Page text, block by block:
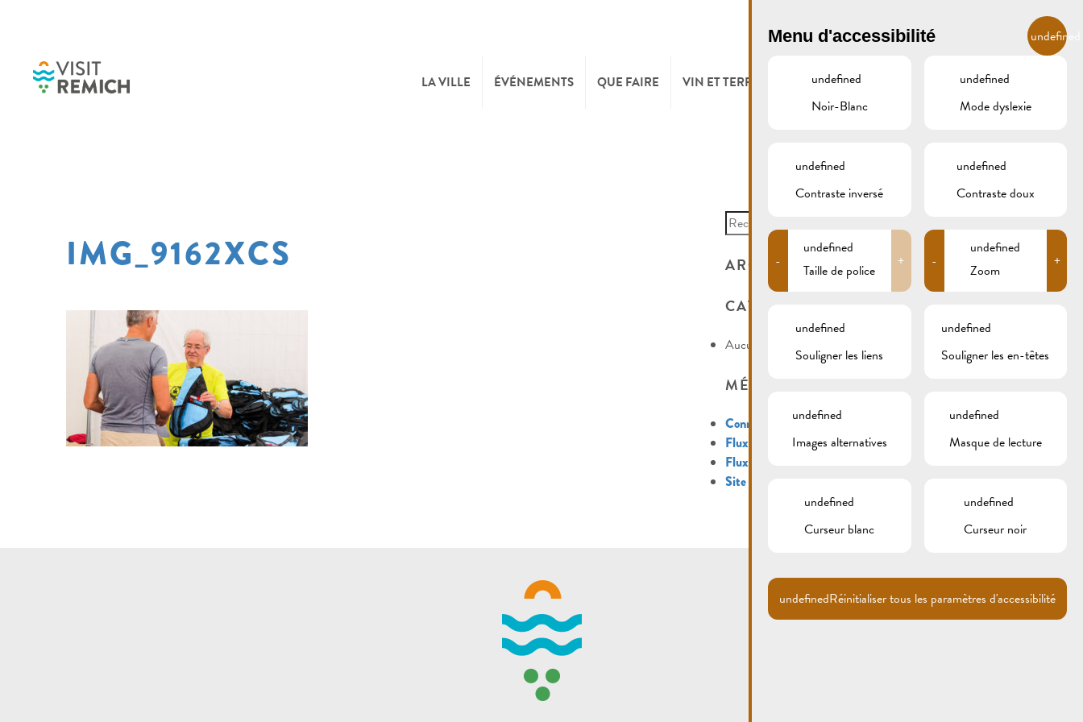
FR
LA VILLE ÉVÉNEMENTS QUE FAIRE VIN ET TERROIR LOGER ET MANGER
RESTAURANTS & CAFÉS
CAMPCAR
GALERIE REMICH.LU
IMG_9162XCS
Search
for:
ARCHIVES
CATÉGORIES
Aucune catégorie
MÉTA
Connexion
Flux des publications
Flux des commentaires
Site de WordPress-FR
Menu d'accessibilité undefined
undefined
Noir-Blanc
undefined
Mode dyslexie
undefined
Contraste inversé
undefined
Contraste doux
-
undefined
Taille de police
+ -
undefined
Zoom
+
undefined
Souligner les liens
undefined
Souligner les en-têtes
undefined
Images alternatives
undefined
Masque de lecture
undefined
Curseur blanc
undefined
Curseur noir
undefinedRéinitialiser tous les paramètres d'accessibilité